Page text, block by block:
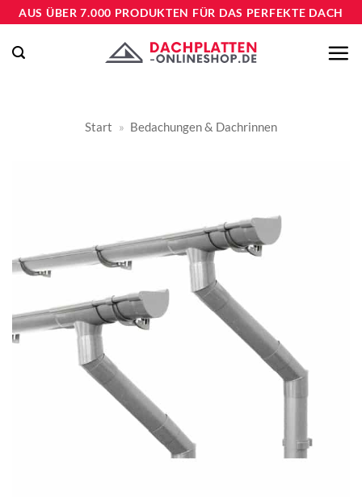
Zum
springen
AUS ÜBER 7.000 PRODUKTEN FÜR DAS PERFEKTE DACH
Start » Bedachungen & Dachrinnen